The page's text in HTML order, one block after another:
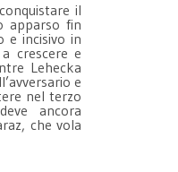
il
apparso fin
e incisivo in
crescere e
Lehecka
e
nel terzo
ancora
che vola